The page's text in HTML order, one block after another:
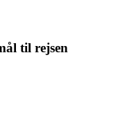
til rejsen